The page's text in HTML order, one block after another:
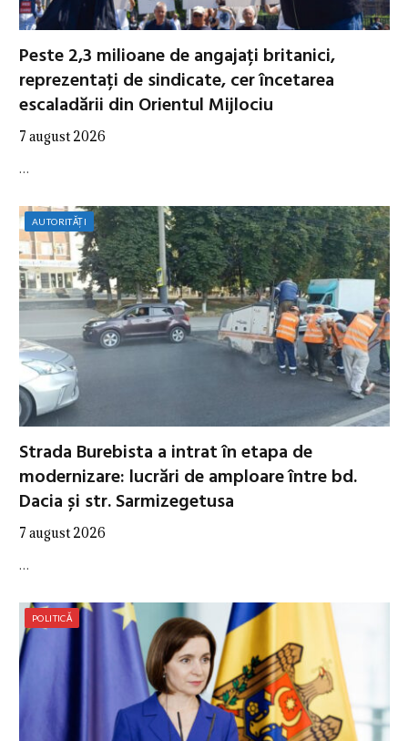
Peste 2,3 milioane de angajați britanici,
reprezentați de sindicate, cer încetarea
escaladării din Orientul Mijlociu
7 august 2026
…
AUTORITĂȚI
Strada Burebista a intrat în etapa de
modernizare: lucrări de amploare între bd.
Dacia și str. Sarmizegetusa
7 august 2026
…
POLITICĂ